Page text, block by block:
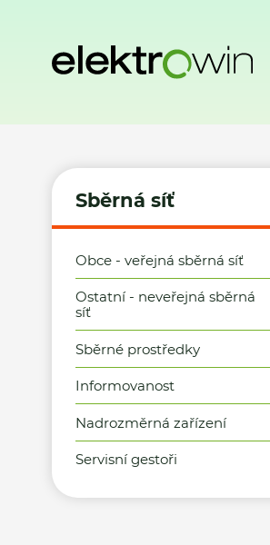
Sběrná síť
Obce - veřejná sběrná síť
Ostatní - neveřejná sběrná
síť
Sběrné prostředky
Informovanost
Nadrozměrná zařízení
Servisní gestoři